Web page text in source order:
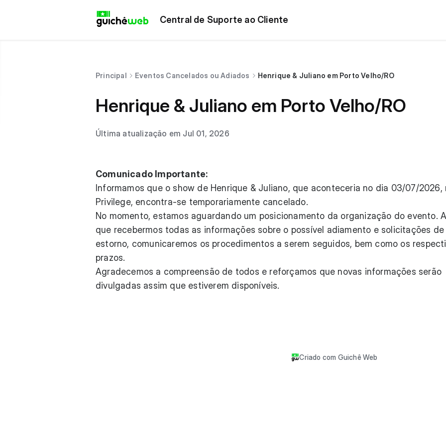
Central de Suporte ao Cliente
Principal Eventos Cancelados ou Adiados Henrique & Juliano em Porto Velho/RO
Henrique & Juliano em Porto Velho/RO
Última atualização em Jul 01, 2026
Comunicado Importante:
Informamos que o show de Henrique & Juliano, que aconteceria no dia 03/07/2026,
Privilege, encontra-se temporariamente cancelado.
No momento, estamos aguardando um posicionamento da organização do evento.
que recebermos todas as informações sobre o possível adiamento e solicitações de
estorno, comunicaremos os procedimentos a serem seguidos, bem como os
prazos.
Agradecemos a compreensão de todos e reforçamos que novas informações serão
divulgadas assim que estiverem disponíveis.
Criado com Guichê Web